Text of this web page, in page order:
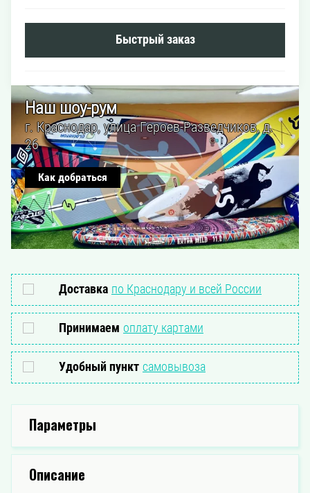
Быстрый заказ
Наш шоу-рум
г. Краснодар, улица Героев-Разведчиков, д.
26
Как добраться
Доставка по Краснодару и всей России
Принимаем оплату картами
Удобный пункт самовывоза
Параметры
Описание